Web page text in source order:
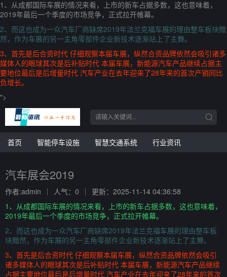
1、从成都国际车展的情况来看，上市的新车占据多数，这也意味着，
2019年最后一个季度的市场竞争，正式拉开帷幕。
2、而这也成为一众汽车厂商缺席2019年法兰克福车展的理由整车板块黯
然，作为车展的另一主角零部件企业新技术逐渐站上了主舞。
3、首先是后合资时代 仔细观察本届车展，纵然合资品牌依然会吸引诸多
媒体人的眼球其次是后补贴时代 本届车展，新能源汽车产品继续占据主
要地位最后是后增量时代 汽车产业在去年迎来了28年来的首次产销同比
负增长。
">
首页 智能停车设施 智慧交通系统 行业资讯
汽车展会2019
作者:admin 人气：0
更新：2025-11-14 04:36:58
1、从成都国际车展的情况来看，上市的新车占据多数，这也意味着，
2019年最后一个季度的市场竞争，正式拉开帷幕。
2、而这也成为一众汽车厂商缺席2019年法兰克福车展的理由整车板
块黯然，作为车展的另一主角零部件企业新技术逐渐站上了主舞。
3、首先是后合资时代 仔细观察本届车展，纵然合资品牌依然会吸引
诸多媒体人的眼球其次是后补贴时代 本届车展，新能源汽车产品继续
占据主要地位最后是后增量时代 汽车产业在去年迎来了28年来的首次